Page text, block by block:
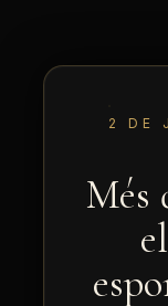
2 DE
Més